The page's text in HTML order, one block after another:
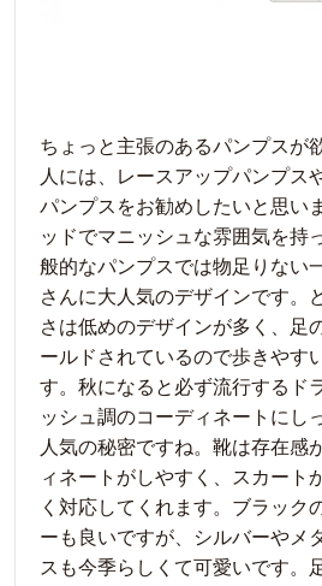
ちょっと主張のあるパンプスが
人には、レースアップパンプス
パンプスをお勧めしたいと思い
ッドでマニッシュな雰囲気を持
般的なパンプスでは物足りない
さんに大人気のデザインです。
さは低めのデザインが多く、足
ールドされているので歩きやす
す。秋になると必ず流行するド
ッシュ調のコーディネートにし
人気の秘密ですね。靴は存在感
ィネートがしやすく、スカート
く対応してくれます。ブラック
ーも良いですが、シルバーやメ
スも今季らしくて可愛いです。